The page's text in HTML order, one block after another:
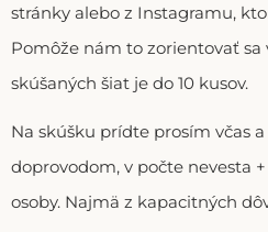
stránky alebo z Instagramu,
Pomôže nám to zorientovať sa
skúšaných šiat je do 10 kusov.
Na skúšku prídte prosím včas
doprovodom, v počte nevesta
osoby. Najmä z kapacitných